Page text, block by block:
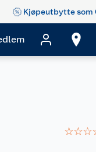
Kjøpeutbytte som
☆☆☆